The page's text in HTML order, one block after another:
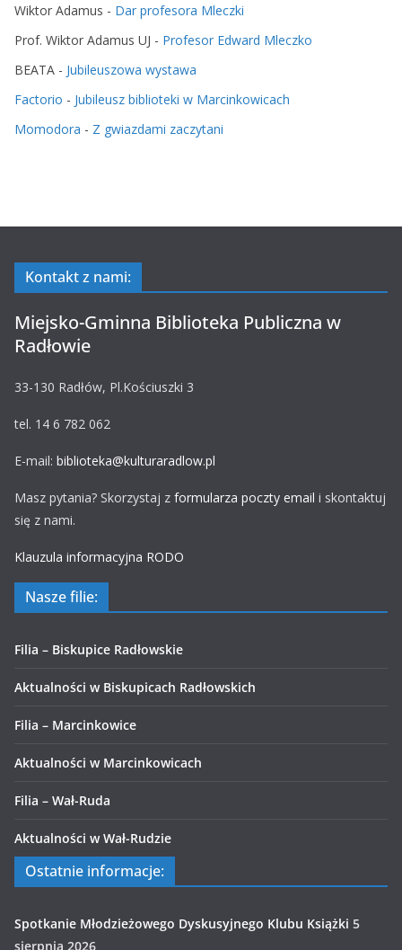
Wiktor Adamus - Dar profesora Mleczki
Prof. Wiktor Adamus UJ - Profesor Edward Mleczko
BEATA - Jubileuszowa wystawa
Factorio - Jubileusz biblioteki w Marcinkowicach
Momodora - Z gwiazdami zaczytani
Kontakt z nami:
Miejsko-Gminna Biblioteka Publiczna w
Radłowie
33-130 Radłów, Pl.Kościuszki 3
tel. 14 6 782 062
E-mail: biblioteka@kulturaradlow.pl
Masz pytania? Skorzystaj z formularza poczty email i skontaktuj
się z nami.
Klauzula informacyjna RODO
Nasze filie:
Filia – Biskupice Radłowskie
Aktualności w Biskupicach Radłowskich
Filia – Marcinkowice
Aktualności w Marcinkowicach
Filia – Wał-Ruda
Aktualności w Wał-Rudzie
Ostatnie informacje:
Spotkanie Młodzieżowego Dyskusyjnego Klubu Książki 5
sierpnia 2026